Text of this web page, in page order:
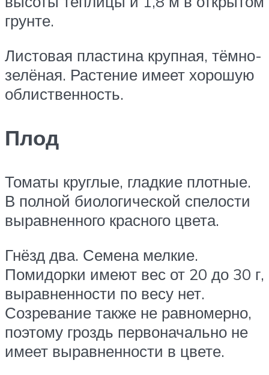
грунте.
Листовая пластина крупная, тёмно-
зелёная. Растение имеет хорошую
облиственность.
Плод
Томаты круглые, гладкие плотные.
В полной биологической спелости
выравненного красного цвета.
Гнёзд два. Семена мелкие.
Помидорки имеют вес от 20 до 30 г,
выравненности по весу нет.
Созревание также не равномерно,
поэтому гроздь первоначально не
имеет выравненности в цвете.